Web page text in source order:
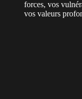
forces, vos
vos valeurs